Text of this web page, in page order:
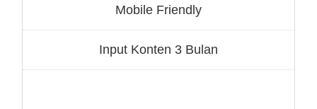
Mobile Friendly
Input Konten 3 Bulan